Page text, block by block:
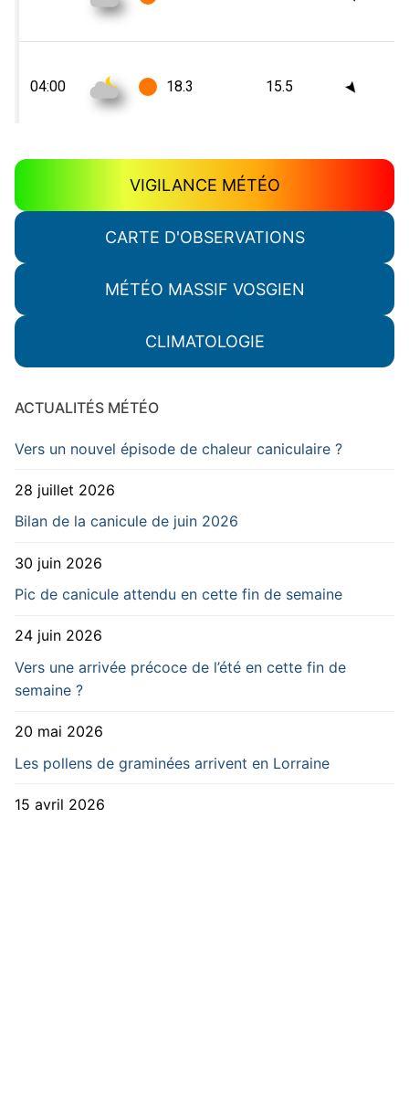
VIGILANCE MÉTÉO
CARTE D'OBSERVATIONS
MÉTÉO MASSIF VOSGIEN
CLIMATOLOGIE
ACTUALITÉS MÉTÉO
Vers un nouvel épisode de chaleur caniculaire ?
28 juillet 2026
Bilan de la canicule de juin 2026
30 juin 2026
Pic de canicule attendu en cette fin de semaine
24 juin 2026
Vers une arrivée précoce de l’été en cette fin de
semaine ?
20 mai 2026
Les pollens de graminées arrivent en Lorraine
15 avril 2026